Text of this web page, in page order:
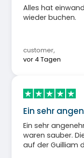
Alles hat
wieder buchen.
customer,
vor 4 Tagen
Ein sehr
Ein sehr
waren sauber.
auf der Guilliam